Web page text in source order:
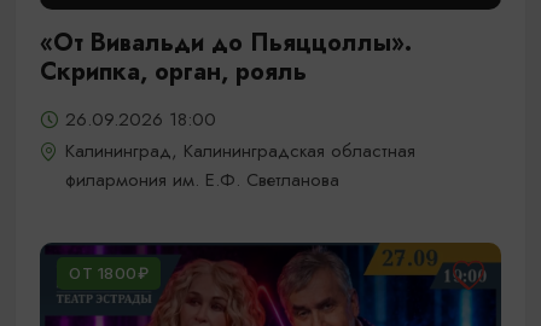
«От Вивальди до Пьяццоллы».
Скрипка, орган, рояль
26.09.2026 18:00
Калининград, Калининградская областная
филармония им. Е.Ф. Светланова
ОТ 1800₽